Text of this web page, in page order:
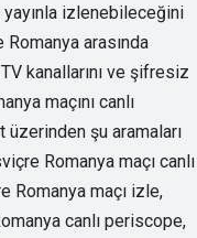
yayınla izlenebileceğini
arasında
kanallarını ve şifresiz
maçını canlı
şu aramaları
Romanya maçı canlı
Romanya maçı izle,
canlı periscope,